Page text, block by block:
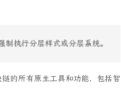
执行分层样式或分层系统。
的所有原生工具和功能，包括智